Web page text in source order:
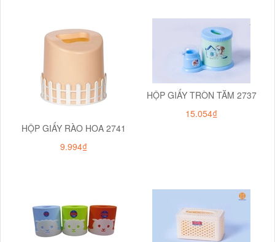
HỘP GIẤY RÀO HOA 2741
9.994₫
HỘP GIẤY TRÒN TĂM 2737
15.054₫